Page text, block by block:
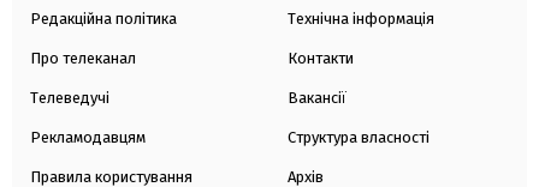
Редакційна політика
Про телеканал
Телеведучі
Рекламодавцям
Правила користування
Технічна інформація
Контакти
Вакансії
Структура власності
Архів